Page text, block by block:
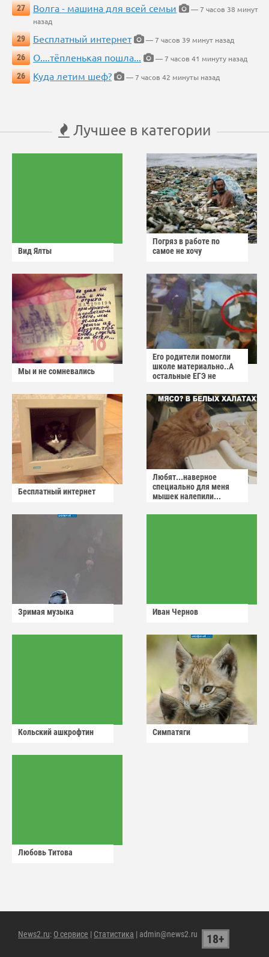
27
Волга - машина для всей семьи
— 7 часов 38 минут
назад
29
Бесплатный интернет
— 7 часов 39 минут назад
26
О....тёпленькая пошла...
— 7 часов 41 минуту назад
26
Куда летим шеф? — 7 часов 42 минуты назад
Лучшее в категории
Вид Ялты
Погряз в работе по
самое не хочу
Мы и не сомневались
Его родители помогли
школе материально..А
остальные ЕГЭ не
Бесплатный интернет
Любят...наверное
специально для меня
мышек налепили...
Зримая музыка Иван Чернов
Кольский ашкрофтин Симпатяги
Любовь Титова
News2.ru: О сервисе | Статистика | admin@news2.ru 18+